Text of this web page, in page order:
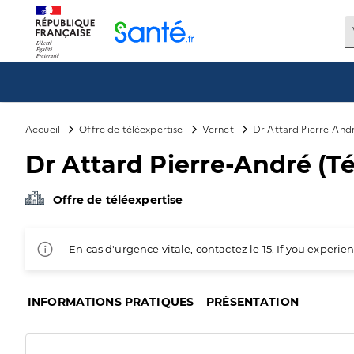
Accueil Offre de téléexpertise Vernet Dr Attard Pierre-
Dr Attard Pierre-André
Offre de téléexpertise
En cas d'urgence vitale, contactez le 15. If you
INFORMATIONS PRATIQUES PRÉSENTATION
Panneau de gestion des cookies